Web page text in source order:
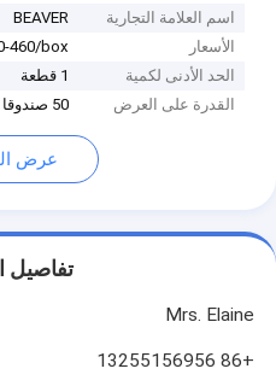
اسم العلامة التجارية
BEAVER
الأسعار
460/box
الحد الأدنى لكمية
1 قطعة
القدرة على العرض
50 صندوقا يوميا
عرض
تفاصيل
Mrs. Elaine
+86 13255156956